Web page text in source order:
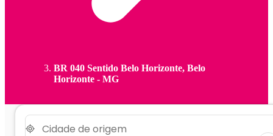
BR 040 Sentido Belo Horizonte, Belo
Horizonte - MG